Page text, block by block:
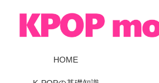
HOME